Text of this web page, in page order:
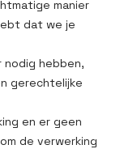
manier
dat we je
hebben,
gerechtelijke
en er geen
de verwerking